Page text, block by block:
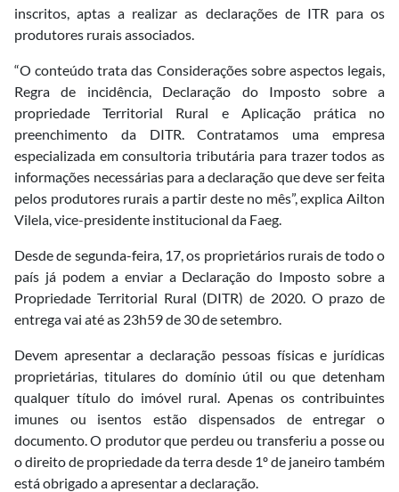
inscritos, aptas a realizar as declarações de ITR para os
produtores rurais associados.
“O conteúdo trata das Considerações sobre aspectos legais,
Regra de incidência, Declaração do Imposto sobre a
propriedade Territorial Rural e Aplicação prática no
preenchimento da DITR. Contratamos uma empresa
especializada em consultoria tributária para trazer todos as
informações necessárias para a declaração que deve ser feita
pelos produtores rurais a partir deste no mês”, explica Ailton
Vilela, vice-presidente institucional da Faeg.
Desde de segunda-feira, 17, os proprietários rurais de todo o
país já podem a enviar a Declaração do Imposto sobre a
Propriedade Territorial Rural (DITR) de 2020. O prazo de
entrega vai até as 23h59 de 30 de setembro.
Devem apresentar a declaração pessoas físicas e jurídicas
proprietárias, titulares do domínio útil ou que detenham
qualquer título do imóvel rural. Apenas os contribuintes
imunes ou isentos estão dispensados de entregar o
documento. O produtor que perdeu ou transferiu a posse ou
o direito de propriedade da terra desde 1º de janeiro também
está obrigado a apresentar a declaração.